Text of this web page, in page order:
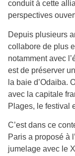
conduit à cette
perspectives
Depuis plusieurs
collabore de plus
notamment avec
est de préserver
la baie d’Odaiba.
avec la capitale
Plages, le festival
C’est dans ce
Paris a proposé à
jumelage avec le